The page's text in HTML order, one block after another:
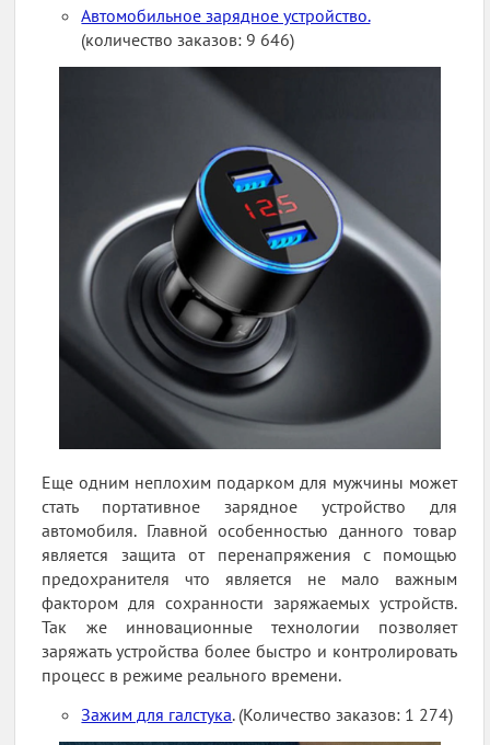
Автомобильное зарядное устройство.
(количество заказов: 9 646)
Еще одним неплохим подарком для мужчины может
стать портативное зарядное устройство для
автомобиля. Главной особенностью данного товар
является защита от перенапряжения с помощью
предохранителя что является не мало важным
фактором для сохранности заряжаемых устройств.
Так же инновационные технологии позволяет
заряжать устройства более быстро и контролировать
процесс в режиме реального времени.
Зажим для галстука. (Количество заказов: 1 274)